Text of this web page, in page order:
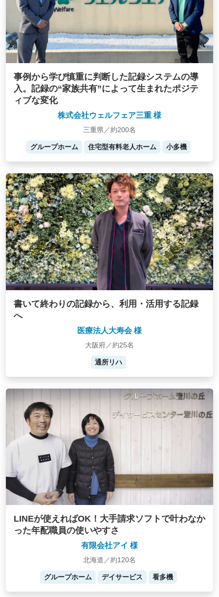
事例から学び慎重に判断した記録システムの導
入。記録の“家族共有”によって生まれたポジテ
ィブな変化
株式会社ウェルフェア三重 様
三重県／約200名
グループホーム 住宅型有料老人ホーム 小多機
書いて終わりの記録から、利用・活用する記録
へ
医療法人大寿会 様
大阪府／約25名
通所リハ
LINEが使えればOK！大手請求ソフトで叶わなか
った年配職員の使いやすさ
有限会社アイ 様
北海道／約120名
グループホーム デイサービス 看多機